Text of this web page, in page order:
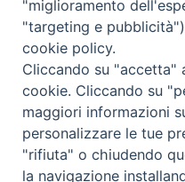
Copyright © 2019
Trentina Editrice
Privacy Policy
"miglioramento
"targeting e
cookie policy.
Cliccando su "accetta"
cookie. Cliccando su
maggiori informazioni
personalizzare le tue
"rifiuta" o chiudendo
la navigazione